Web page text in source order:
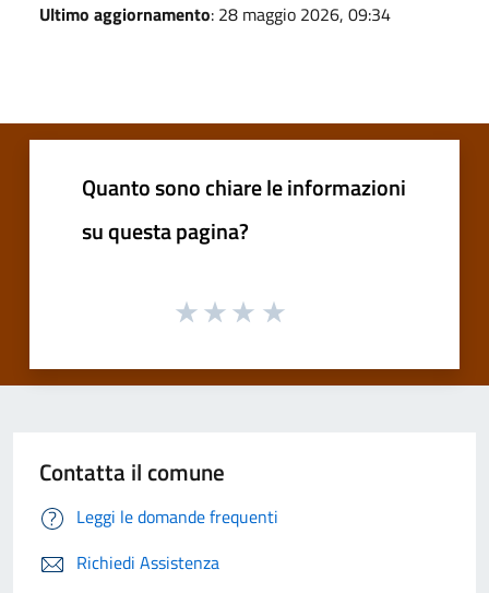
Ultimo aggiornamento: 28 maggio 2026, 09:34
Quanto sono chiare le informazioni
su questa pagina?
Contatta il comune
Leggi le domande frequenti
Richiedi Assistenza